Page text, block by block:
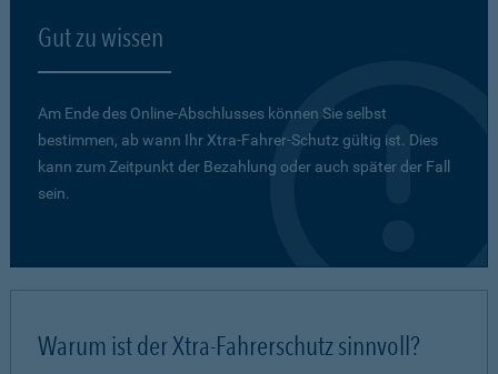
Gut zu wissen
Am Ende des Online-Abschlusses können Sie selbst
bestimmen, ab wann Ihr Xtra-Fahrer-Schutz gültig ist. Dies
kann zum Zeitpunkt der Bezahlung oder auch später der Fall
sein.
Warum ist der Xtra-Fahrerschutz sinnvoll?